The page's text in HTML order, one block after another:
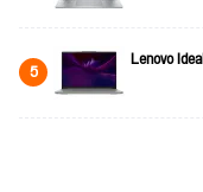
5 Lenovo